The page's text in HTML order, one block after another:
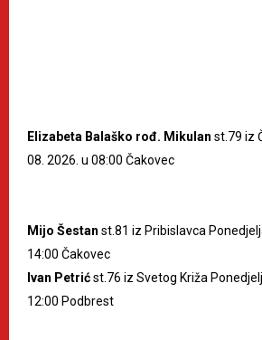
Elizabeta Balaško rođ. Mikulan st.79 iz
08. 2026. u 08:00 Čakovec
Mijo Šestan st.81 iz Pribislavca
14:00 Čakovec
Ivan Petrićst.76 iz Svetog Križa
12:00 Podbrest